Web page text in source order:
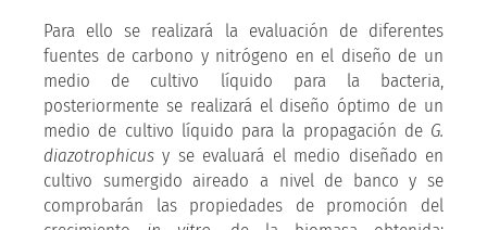
Para ello se realizará la evaluación de diferentes
fuentes de carbono y nitrógeno en el diseño de un
medio de cultivo líquido para la bacteria,
posteriormente se realizará el diseño óptimo de un
medio de cultivo líquido para la propagación de G.
diazotrophicus y se evaluará el medio diseñado en
cultivo sumergido aireado a nivel de banco y se
comprobarán las propiedades de promoción del